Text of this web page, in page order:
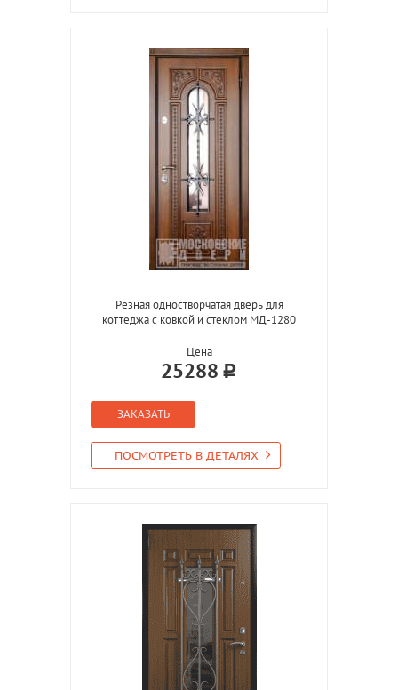
Резная одностворчатая дверь для
коттеджа с ковкой и стеклом МД-1280
Цена
25288
ЗАКАЗАТЬ
ПОСМОТРЕТЬ В ДЕТАЛЯХ